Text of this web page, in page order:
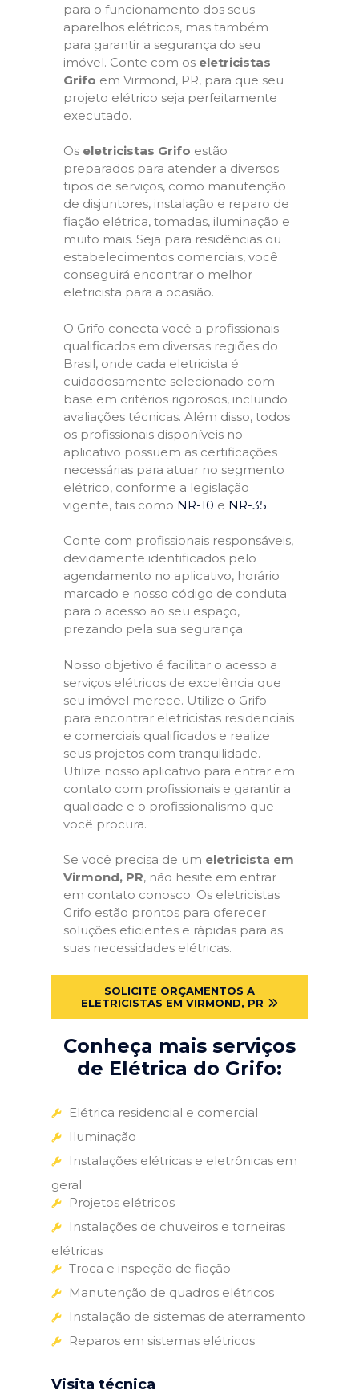
para o funcionamento dos seus
aparelhos elétricos, mas também
para garantir a segurança do seu
imóvel. Conte com os eletricistas
Grifo em Virmond, PR, para que seu
projeto elétrico seja perfeitamente
executado.
Os eletricistas Grifo estão
preparados para atender a diversos
tipos de serviços, como manutenção
de disjuntores, instalação e reparo de
fiação elétrica, tomadas, iluminação e
muito mais. Seja para residências ou
estabelecimentos comerciais, você
conseguirá encontrar o melhor
eletricista para a ocasião.
O Grifo conecta você a profissionais
qualificados em diversas regiões do
Brasil, onde cada eletricista é
cuidadosamente selecionado com
base em critérios rigorosos, incluindo
avaliações técnicas. Além disso, todos
os profissionais disponíveis no
aplicativo possuem as certificações
necessárias para atuar no segmento
elétrico, conforme a legislação
vigente, tais como NR-10 e NR-35.
Conte com profissionais responsáveis,
devidamente identificados pelo
agendamento no aplicativo, horário
marcado e nosso código de conduta
para o acesso ao seu espaço,
prezando pela sua segurança.
Nosso objetivo é facilitar o acesso a
serviços elétricos de excelência que
seu imóvel merece. Utilize o Grifo
para encontrar eletricistas residenciais
e comerciais qualificados e realize
seus projetos com tranquilidade.
Utilize nosso aplicativo para entrar em
contato com profissionais e garantir a
qualidade e o profissionalismo que
você procura.
Se você precisa de um eletricista em
Virmond, PR, não hesite em entrar
em contato conosco. Os eletricistas
Grifo estão prontos para oferecer
soluções eficientes e rápidas para as
suas necessidades elétricas.
SOLICITE ORÇAMENTOS A
ELETRICISTAS EM VIRMOND, PR
Conheça mais serviços
de Elétrica do Grifo:
Elétrica residencial e comercial
Iluminação
Instalações elétricas e eletrônicas em
geral
Projetos elétricos
Instalações de chuveiros e torneiras
elétricas
Troca e inspeção de fiação
Manutenção de quadros elétricos
Instalação de sistemas de aterramento
Reparos em sistemas elétricos
Visita técnica